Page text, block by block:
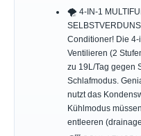
🌪️ 4-IN-1
Conditioner! Die 4-
Ventilieren (2
zu 19L/Tag gegen
Schlafmodus.
nutzt das
Kühlmodus
entleeren